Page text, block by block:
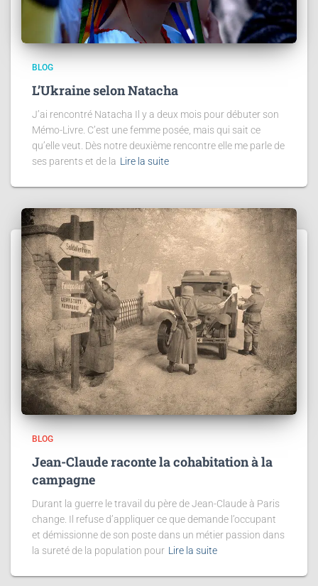
BLOG
L’Ukraine selon Natacha
J’ai rencontré Natacha Il y a deux mois pour débuter son
Mémo-Livre. C’est une femme posée, mais qui sait ce
qu’elle veut. Dès notre deuxième rencontre elle me parle de
ses parents et de la Lire la suite
BLOG
Jean-Claude raconte la cohabitation à la
campagne
Durant la guerre le travail du père de Jean-Claude à Paris
change. Il refuse d’appliquer ce que demande l’occupant
et démissionne de son poste dans un métier passion dans
la sureté de la population pour Lire la suite